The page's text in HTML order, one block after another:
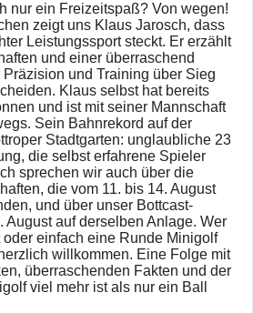
nur ein Freizeitspaß? Von wegen!
zeigt uns Klaus Jarosch, dass
Leistungssport steckt. Er erzählt
und einer überraschend
und Training über Sieg
Klaus selbst hat bereits
und ist mit seiner Mannschaft
Sein Bahnrekord auf der
Stadtgarten: unglaubliche 23
die selbst erfahrene Spieler
sprechen wir auch über die
die vom 11. bis 14. August
und über unser Bottcast-
August auf derselben Anlage. Wer
oder einfach eine Runde Minigolf
willkommen. Eine Folge mit
überraschenden Fakten und der
viel mehr ist als nur ein Ball